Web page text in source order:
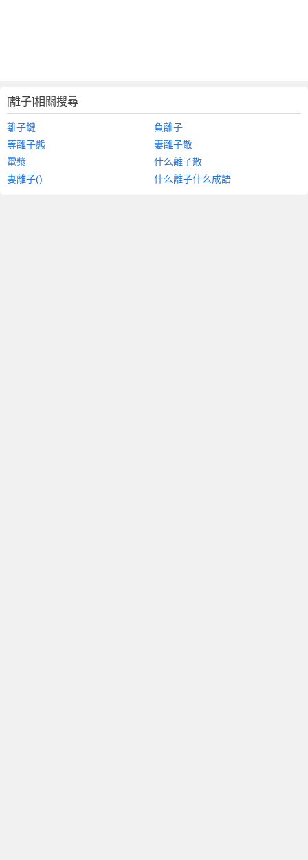
[離子]相關搜尋
離子鍵
負離子
等離子態
妻離子散
電漿
什么離子散
妻離子()
什么離子什么成語